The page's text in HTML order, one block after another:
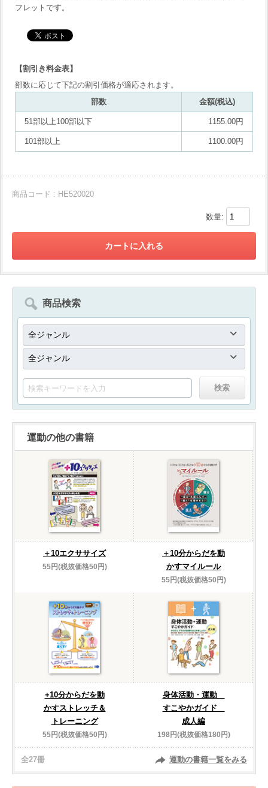
フレットです。
【割引き料金表】
部数に応じて下記の割引価格が適応されます。
部数
金額(税込)
51部以上100部以下 1155.00円
101部以上 1100.00円
商品コード : HE520020
数量:
商品検索
運動の他の書籍
＋10エクササイズ
55円(税抜価格50円)
＋10分からだを動
かすマイルール
55円(税抜価格50円)
+10分からだを動
かすストレッチ＆
トレーニング
55円(税抜価格50円)
身体活動・運動
すこやかガイド
成人編
198円(税抜価格180円)
全27冊 運動の書籍一覧をみる